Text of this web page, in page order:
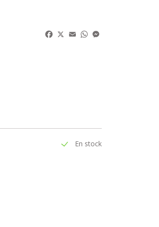
Facebook
X EmailWhatsApp
En stock